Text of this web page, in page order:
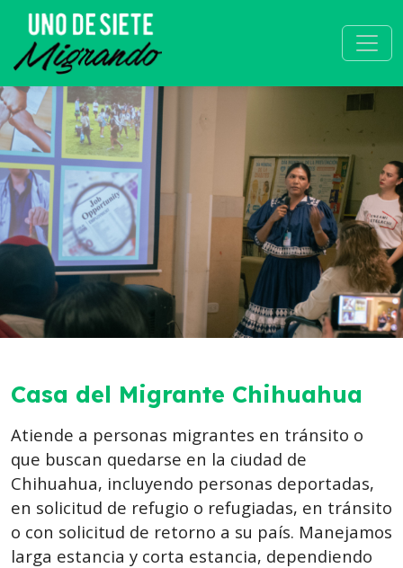
Casa del Migrante Chihuahua
Atiende a personas migrantes en tránsito o
que buscan quedarse en la ciudad de
Chihuahua, incluyendo personas deportadas,
en solicitud de refugio o refugiadas, en tránsito
o con solicitud de retorno a su país. Manejamos
larga estancia y corta estancia, dependiendo